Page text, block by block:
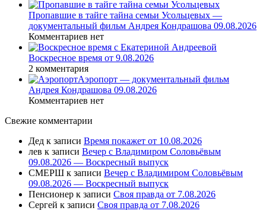
Пропавшие в тайге тайна семьи Усольцевых —
документальный фильм Андрея Кондрашова 09.08.2026
Комментариев нет
Воскресное время от 9.08.2026
2 комментария
Аэропорт — документальный фильм
Андрея Кондрашова 09.08.2026
Комментариев нет
Свежие комментарии
Дед к записи Время покажет от 10.08.2026
лев к записи Вечер с Владимиром Соловьёвым
09.08.2026 — Воскресный выпуск
СМЕРШ к записи Вечер с Владимиром Соловьёвым
09.08.2026 — Воскресный выпуск
Пенсионер к записи Своя правда от 7.08.2026
Сергей к записи Своя правда от 7.08.2026